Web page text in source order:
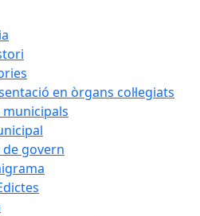
en òrgans col·legiats
municipals
de govern